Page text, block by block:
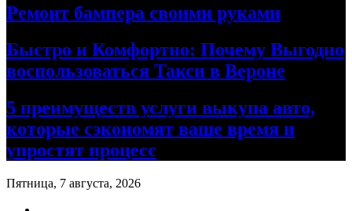
Ремонт бампера своими руками
Быстро и Комфортно: Почему Выгодно
воспользоваться Такси в Вероне
5 преимуществ услуги выкупа авто,
которые сэкономят ваше время и
упростят процесс
Пятница, 7 августа, 2026